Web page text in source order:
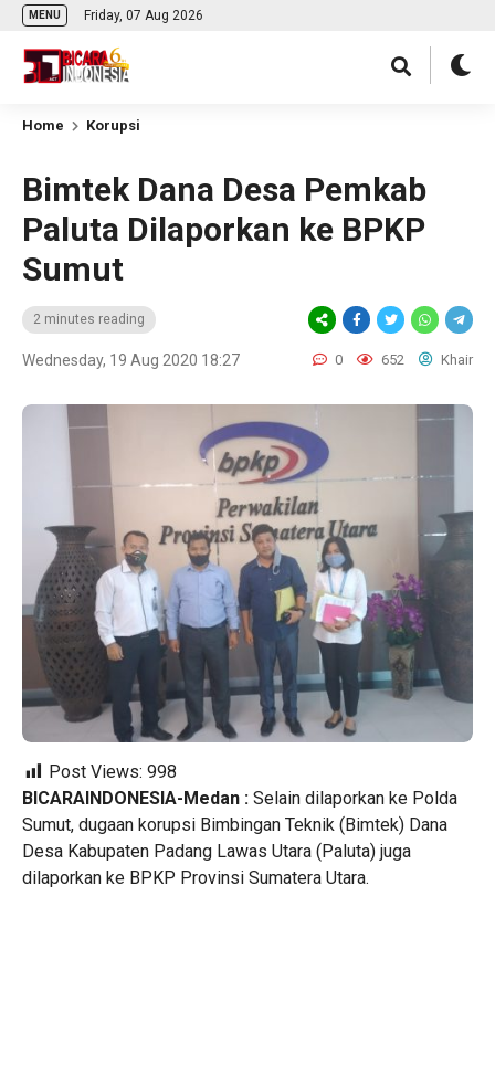
MENU Friday, 07 Aug 2026
Home Korupsi
Bimtek Dana Desa Pemkab
Paluta Dilaporkan ke BPKP
Sumut
2 minutes reading
Wednesday, 19 Aug 2020 18:27 0 652 Khair
Post Views: 998
BICARAINDONESIA-Medan : Selain dilaporkan ke Polda
Sumut, dugaan korupsi Bimbingan Teknik (Bimtek) Dana
Desa Kabupaten Padang Lawas Utara (Paluta) juga
dilaporkan ke BPKP Provinsi Sumatera Utara.